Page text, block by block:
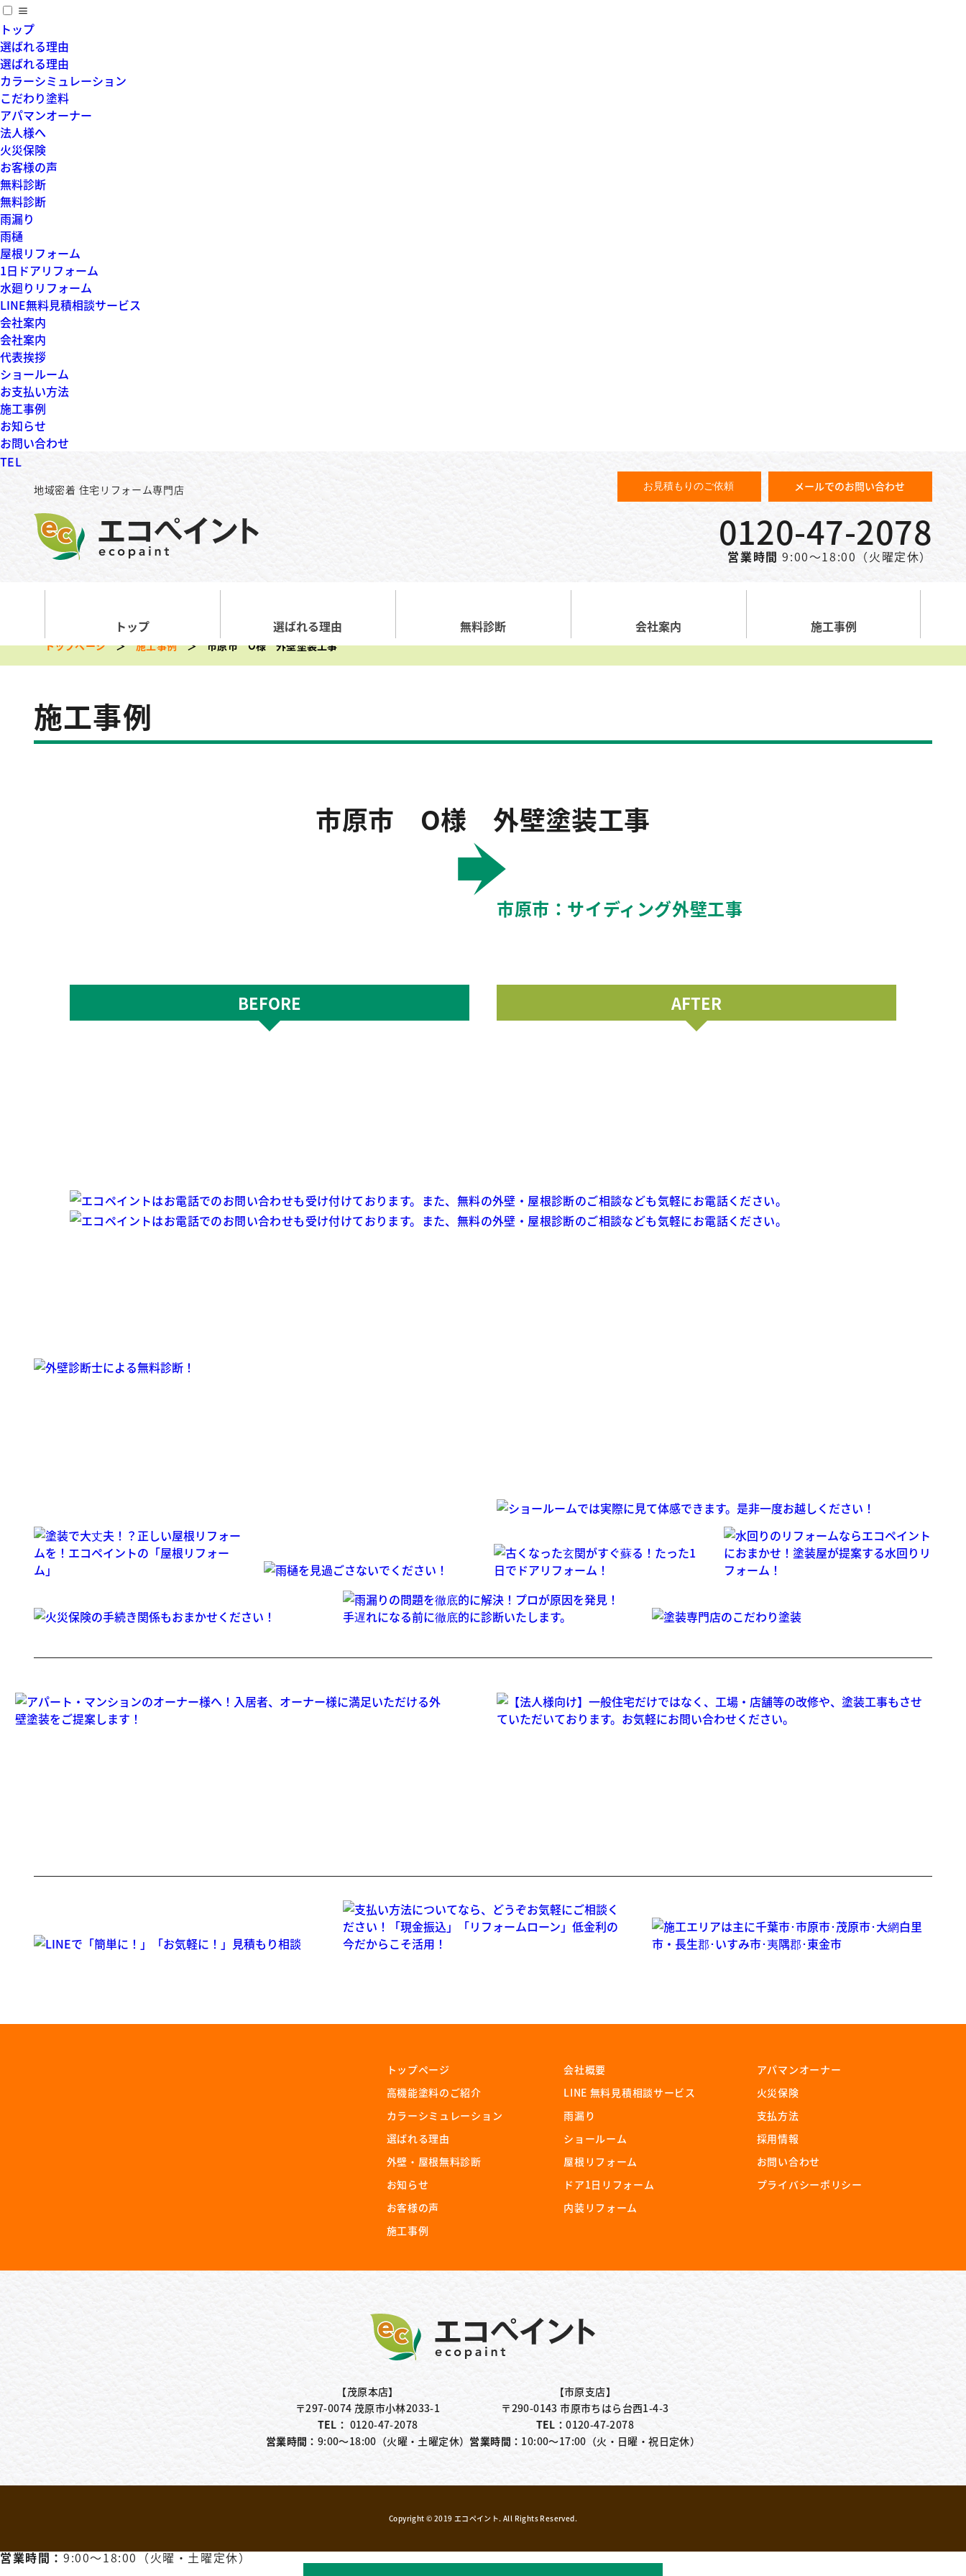
≡
トップ
選ばれる理由
選ばれる理由
カラーシミュレーション
こだわり塗料
アパマンオーナー
法人様へ
火災保険
お客様の声
無料診断
無料診断
雨漏り
雨樋
屋根リフォーム
1日ドアリフォーム
水廻りリフォーム
LINE無料見積相談サービス
会社案内
会社案内
代表挨拶
ショールーム
お支払い方法
施工事例
お知らせ
お問い合わせ
TEL
地域密着 住宅リフォーム専門店 お見積もりのご依頼 メールでのお問い合わせ
0120-47-2078
営業時間 9:00～18:00（火曜定休）
トップ 選ばれる理由 無料診断 会社案内 施工事例
トップページ 施工事例 市原市 O様 外壁塗装工事
施工事例
市原市 O様 外壁塗装工事
市原市：サイディング外壁工事
BEFORE AFTER
トップページ
⾼機能塗料のご紹介
カラーシミュレーション
選ばれる理由
外壁・屋根無料診断
お知らせ
お客様の声
施⼯事例
会社概要
LINE 無料⾒積相談サービス
⾬漏り
ショールーム
屋根リフォーム
ドア1⽇リフォーム
内装リフォーム
アパマンオーナー
⽕災保険
⽀払⽅法
採⽤情報
お問い合わせ
プライバシーポリシー
【茂原本店】
〒297-0074 茂原市小林2033-1
TEL： 0120-47-2078
営業時間： 9:00～18:00（火曜・土曜定休）
【市原支店】
〒290-0143 市原市ちはら台西1-4-3
TEL：0120-47-2078
営業時間： 10:00〜17:00（火・日曜・祝日定休）
Copyright © 2019 エコペイント. All Rights Reserved.
営業時間：9:00〜18:00（火曜・土曜定休）